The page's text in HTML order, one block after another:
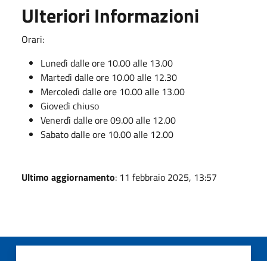
Ulteriori Informazioni
Orari:
Lunedì dalle ore 10.00 alle 13.00
Martedì dalle ore 10.00 alle 12.30
Mercoledì dalle ore 10.00 alle 13.00
Giovedì chiuso
Venerdì dalle ore 09.00 alle 12.00
Sabato dalle ore 10.00 alle 12.00
Ultimo aggiornamento: 11 febbraio 2025, 13:57